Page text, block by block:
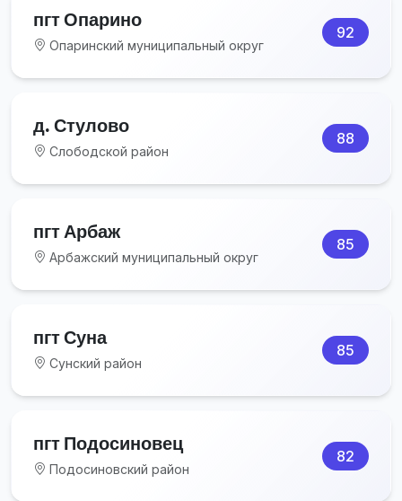
пгт Опарино
Опаринский муниципальный округ
92
д. Стулово
Слободской район
88
пгт Арбаж
Арбажский муниципальный округ
85
пгт Суна
Сунский район
85
пгт Подосиновец
Подосиновский район
82